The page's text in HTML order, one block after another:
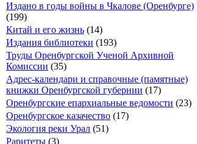
Издано в годы войны в Чкалове (Оренбурге)
(199)
Китай и его жизнь (14)
Издания библиотеки (193)
Труды Оренбургской Ученой Архивной
Комиссии (35)
Адрес-календари и справочные (памятные)
книжки Оренбургской губернии (17)
Оренбургские епархиальные ведомости (23)
Оренбургское казачество (17)
Экология реки Урал (51)
Раритеты (3)